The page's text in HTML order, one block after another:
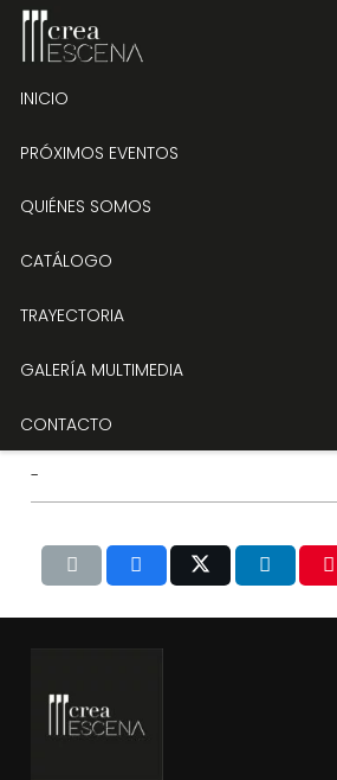
INICIO
PRÓXIMOS EVENTOS
QUIÉNES SOMOS
CATÁLOGO
TRAYECTORIA
GALERÍA MULTIMEDIA
CONTACTO
Madama Butterfly en Carlet
Tipo de evento
Trayectoria
Fecha
Lugar
-